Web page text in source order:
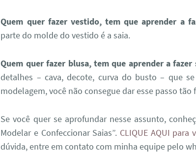
Quem quer fazer vestido, tem que aprender a
parte do molde do vestido é a saia.
Quem quer fazer blusa, tem que aprender a fazer
detalhes – cava, decote, curva do busto – que
modelagem, você não consegue dar esse passo tão
Se você quer se aprofundar nesse assunto,
Modelar e Confeccionar Saias”. CLIQUE AQUI para
dúvida, entre em contato com minha equipe pelo